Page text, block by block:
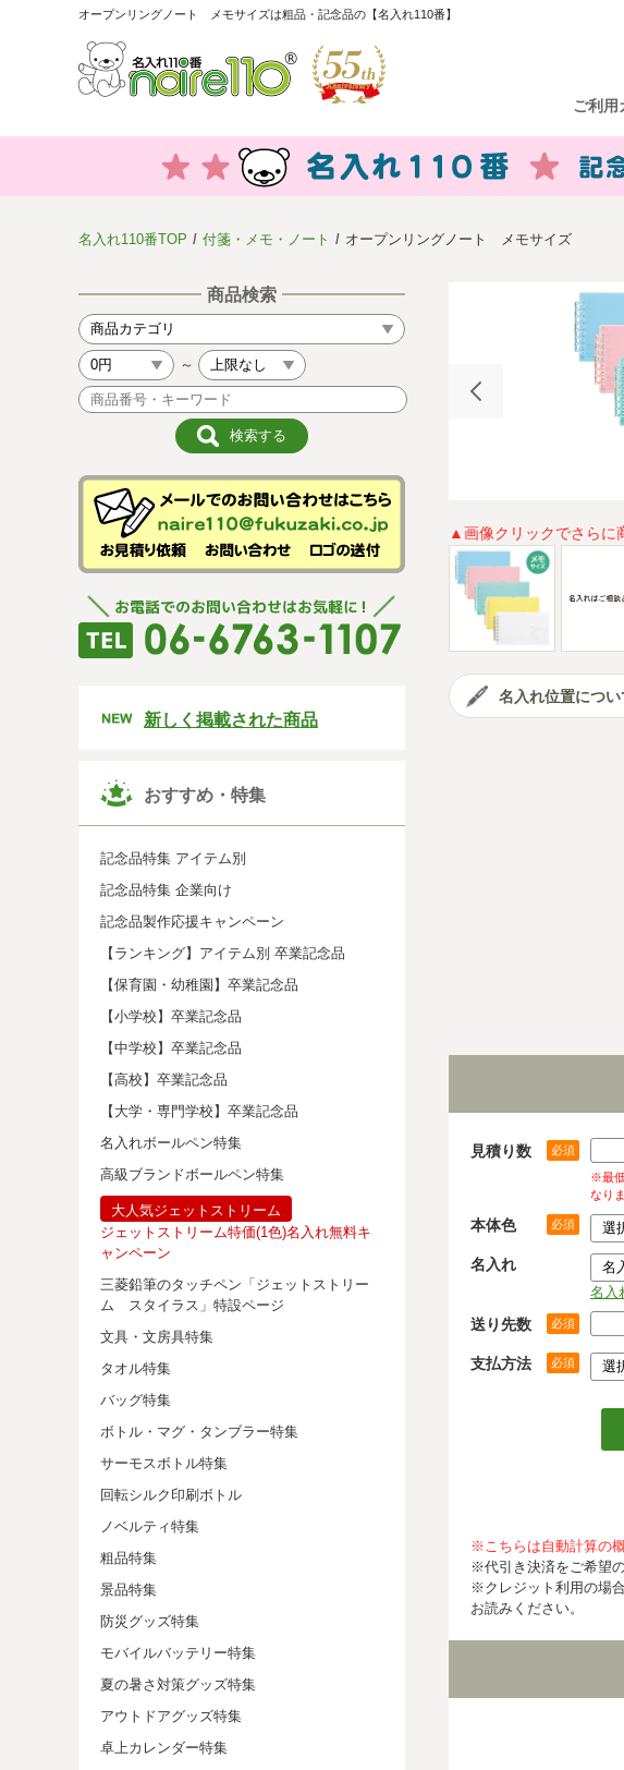
オープンリングノート メモサイズは粗品・記念品の【名入れ110番】
ご利用
名入れ110番TOP 付箋・メモ・ノート オープンリングノート メモサイズ
商品検索
～
新しく掲載された商品
おすすめ・特集
記念品特集 アイテム別
記念品特集 企業向け
記念品製作応援キャンペーン
【ランキング】アイテム別 卒業記念品
【保育園・幼稚園】卒業記念品
【小学校】卒業記念品
【中学校】卒業記念品
【高校】卒業記念品
【大学・専門学校】卒業記念品
名入れボールペン特集
高級ブランドボールペン特集
大人気ジェットストリーム
ジェットストリーム特価(1色)名入れ無料キ
ャンペーン
三菱鉛筆のタッチペン「ジェットストリー
ム スタイラス」特設ページ
文具・文房具特集
タオル特集
バッグ特集
ボトル・マグ・タンブラー特集
サーモスボトル特集
回転シルク印刷ボトル
ノベルティ特集
粗品特集
景品特集
防災グッズ特集
モバイルバッテリー特集
夏の暑さ対策グッズ特集
アウトドアグッズ特集
卓上カレンダー特集
▲画像クリックでさらに
名入れ位置につい
見積り数 必須
※最
なり
本体色 必須
名入れ
名入
送り先数 必須
支払方法 必須
※こちらは自動計算の
※代引き決済をご希望
※クレジット利用の場
お読みください。